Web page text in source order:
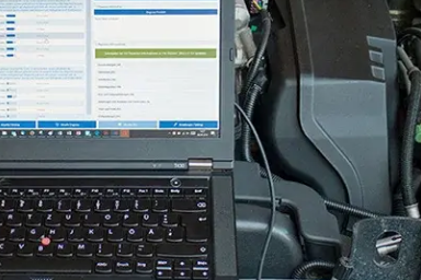
Einparkhilfe
Einparkhilfe Lenkhilfe
Elektronische Zündanlage
Elektronisches Wählhebel-Modul (EWM)
Fahrtrichtungskamera
Fernlichtassistent
Feststellbremse (EPB / SBC)
Gateway
Getriebesteuerung